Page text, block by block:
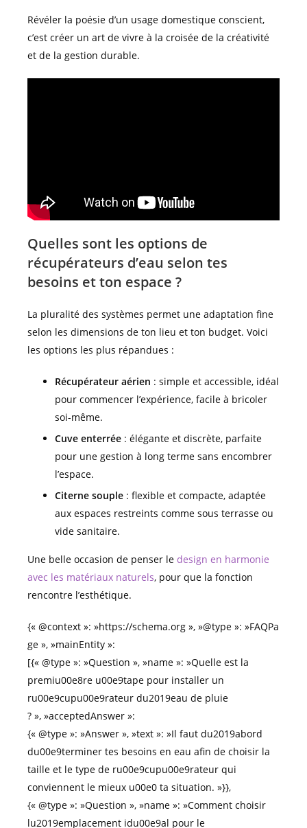
Révéler la poésie d’un usage domestique conscient,
c’est créer un art de vivre à la croisée de la créativité
et de la gestion durable.
Quelles sont les options de
récupérateurs d’eau selon tes
besoins et ton espace ?
La pluralité des systèmes permet une adaptation fine
selon les dimensions de ton lieu et ton budget. Voici
les options les plus répandues :
Récupérateur aérien : simple et accessible, idéal
pour commencer l’expérience, facile à bricoler
soi-même.
Cuve enterrée : élégante et discrète, parfaite
pour une gestion à long terme sans encombrer
l’espace.
Citerne souple : flexible et compacte, adaptée
aux espaces restreints comme sous terrasse ou
vide sanitaire.
Une belle occasion de penser le design en harmonie
avec les matériaux naturels, pour que la fonction
rencontre l’esthétique.
{« @context »: »https://schema.org », »@type »: »FAQPa
ge », »mainEntity »:
[{« @type »: »Question », »name »: »Quelle est la
premiu00e8re u00e9tape pour installer un
ru00e9cupu00e9rateur du2019eau de pluie
? », »acceptedAnswer »:
{« @type »: »Answer », »text »: »Il faut du2019abord
du00e9terminer tes besoins en eau afin de choisir la
taille et le type de ru00e9cupu00e9rateur qui
conviennent le mieux u00e0 ta situation. »}},
{« @type »: »Question », »name »: »Comment choisir
lu2019emplacement idu00e9al pour le